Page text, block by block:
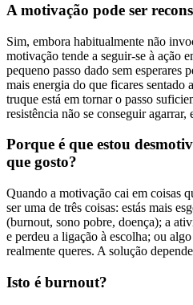
A motivação pode ser
Sim, embora habitualmente não
motivação tende a seguir-se à ação
pequeno passo dado sem esperares
mais energia do que ficares sentado
truque está em tornar o passo
resistência não se conseguir agarrar,
Porque é que estou
que gosto?
Quando a motivação cai em coisas
ser uma de três coisas: estás mais
(burnout, sono pobre, doença); a
e perdeu a ligação à escolha; ou
realmente queres. A solução
Isto é burnout?